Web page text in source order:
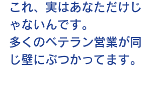
これ、実はあなただけじ
ゃないんです。
多くのベテラン営業が同
じ壁にぶつかってます。